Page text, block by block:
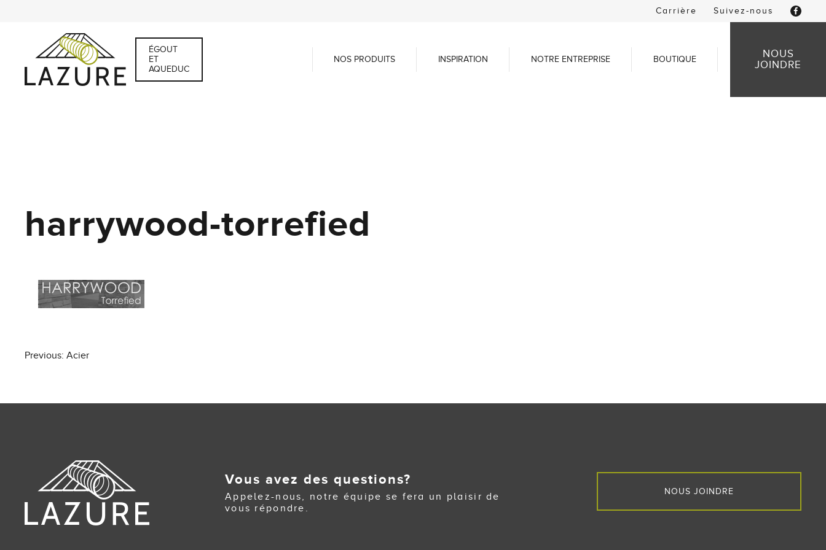
Carrière Suivez-nous
ÉGOUT
ET
AQUEDUC
NOS PRODUITS INSPIRATION NOTRE ENTREPRISE BOUTIQUE
NOUS
JOINDRE
harrywood-torrefied
Post
Previous: Acier
Vous avez des questions?
Appelez-nous, notre équipe se fera un plaisir de
vous répondre.
NOUS JOINDRE